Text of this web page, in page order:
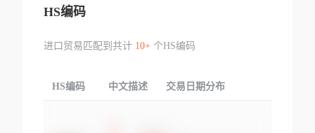
HS编码
进口贸易匹配到共计 10+个HS编码
HS编码 中文描述 交易日期分布